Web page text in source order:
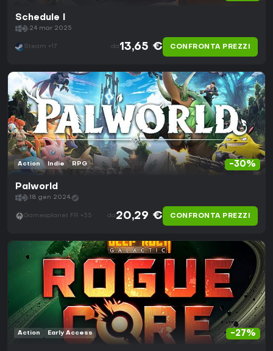
Schedule I
24 mar 2025
Steam +17 da 13,65 € CONFRONTA PREZZI
-30%
Action Indie RPG
Palworld
18 gen 2024
Gamesplanet FR +35 da 20,29 € CONFRONTA PREZZI
-27%
Action Early Access